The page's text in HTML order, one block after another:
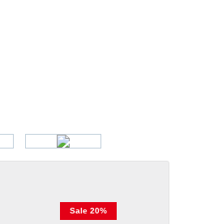
Sale 20%